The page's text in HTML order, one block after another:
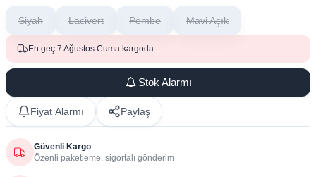
Siyah Lacivert Pembe Mavi Açık
En geç 7 Ağustos Cuma kargoda
Stok Alarmı
Fiyat Alarmı Paylaş
Güvenli Kargo
Özenli paketleme, sigortalı gönderim